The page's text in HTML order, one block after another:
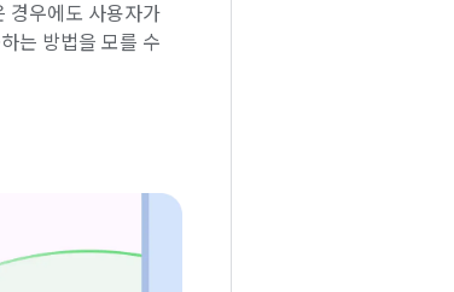
경우에도 사용자가
는 방법을 모를 수